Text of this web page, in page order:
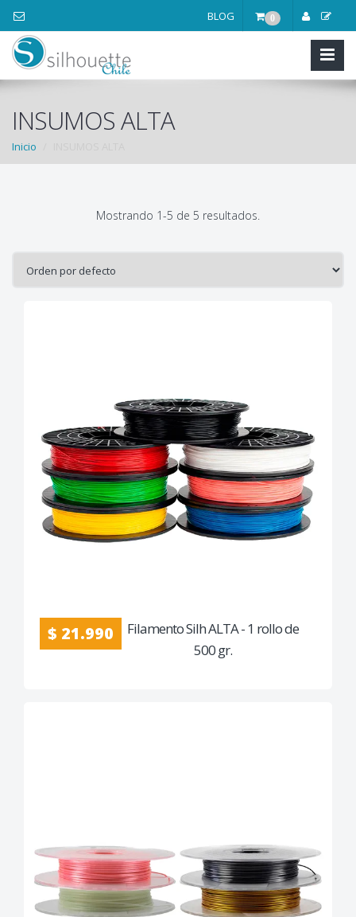
0
BLOG
INSUMOS ALTA
Inicio
Mostrando 1-5 de 5 resultados.
$ 21.990
Filamento Silh ALTA - 1 rollo de
500 gr.